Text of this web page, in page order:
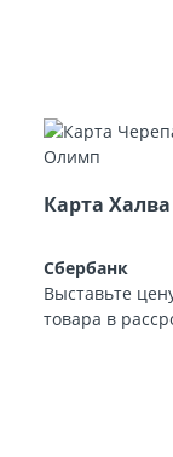
Карта Халва
Сбербанк
Выставьте
товара в